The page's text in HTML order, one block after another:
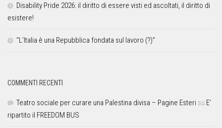
Disability Pride 2026: il diritto di essere visti ed ascoltati, il diritto di
esistere!
“L’Italia è una Repubblica fondata sul lavoro (?)”
COMMENTI RECENTI
Teatro sociale per curare una Palestina divisa – Pagine Esteri su E’
ripartito il FREEDOM BUS